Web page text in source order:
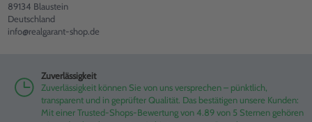
89134 Blaustein
Deutschland
info@realgarant-shop.de
Zuverlässigkeit
Zuverlässigkeit können Sie von uns versprechen – pünktlich,
transparent und in geprüfter Qualität. Das bestätigen unsere Kunden:
Mit einer Trusted-Shops-Bewertung von 4.89 von 5 Sternen gehören